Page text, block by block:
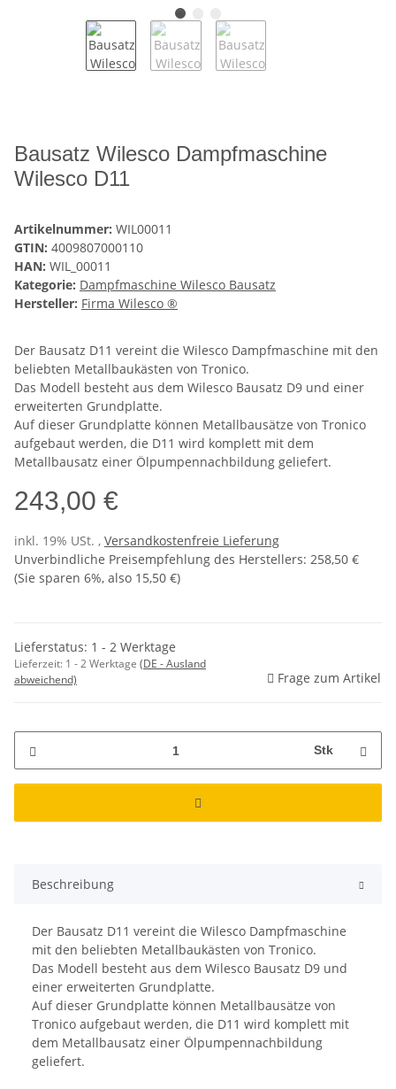
Bausatz Wilesco Dampfmaschine
Wilesco D11
Artikelnummer: WIL00011
GTIN: 4009807000110
HAN: WIL_00011
Kategorie: Dampfmaschine Wilesco Bausatz
Hersteller: Firma Wilesco ®
Der Bausatz D11 vereint die Wilesco Dampfmaschine mit den
beliebten Metallbaukästen von Tronico.
Das Modell besteht aus dem Wilesco Bausatz D9 und einer
erweiterten Grundplatte.
Auf dieser Grundplatte können Metallbausätze von Tronico
aufgebaut werden, die D11 wird komplett mit dem
Metallbausatz einer Ölpumpennachbildung geliefert.
243,00 €
inkl. 19% USt. , Versandkostenfreie Lieferung
Unverbindliche Preisempfehlung des Herstellers: 258,50 €
(Sie sparen 6%, also 15,50 €)
Lieferstatus: 1 - 2 Werktage
Lieferzeit: 1 - 2 Werktage (DE - Ausland
abweichend)
Frage zum Artikel
Stk
Beschreibung
Der Bausatz D11 vereint die Wilesco Dampfmaschine
mit den beliebten Metallbaukästen von Tronico.
Das Modell besteht aus dem Wilesco Bausatz D9 und
einer erweiterten Grundplatte.
Auf dieser Grundplatte können Metallbausätze von
Tronico aufgebaut werden, die D11 wird komplett mit
dem Metallbausatz einer Ölpumpennachbildung
geliefert.